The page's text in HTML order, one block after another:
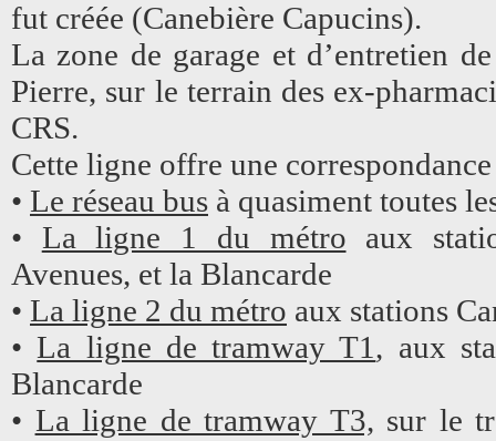
fut créée (Canebière Capucins).
La zone de garage et d’entretien
Pierre, sur le terrain des ex-
CRS.
Cette ligne offre une
• Le réseau bus à quasiment toutes
• La ligne 1 du métro aux
Avenues, et la Blancarde
• La ligne 2 du métro aux stations
•La ligne de tramway T1 , aux
Blancarde
• La ligne de tramway T3, sur le